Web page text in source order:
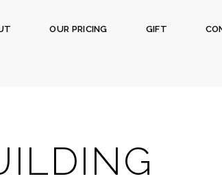
OUR PRICING GIFT